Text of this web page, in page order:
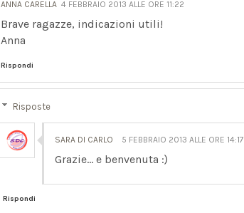
ANNA CARELLA 4 FEBBRAIO 2013 ALLE ORE 11:22
Brave ragazze, indicazioni utili!
Anna
Rispondi
Risposte
SARA DI CARLO 5 FEBBRAIO 2013 ALLE ORE 14:17
Grazie... e benvenuta :)
Rispondi